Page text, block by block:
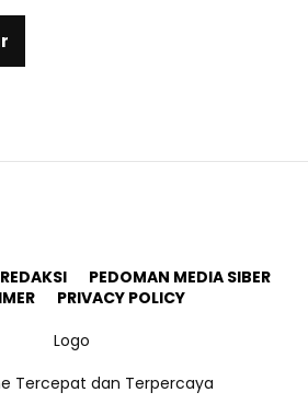
REDAKSI
PEDOMAN MEDIA SIBER
PRIVACY POLICY
Tercepat dan Terpercaya